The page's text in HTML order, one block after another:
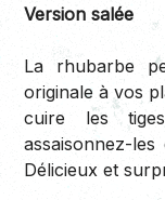
Version salée
La rhubarbe
originale à vos
cuire les
assaisonnez-
Délicieux et